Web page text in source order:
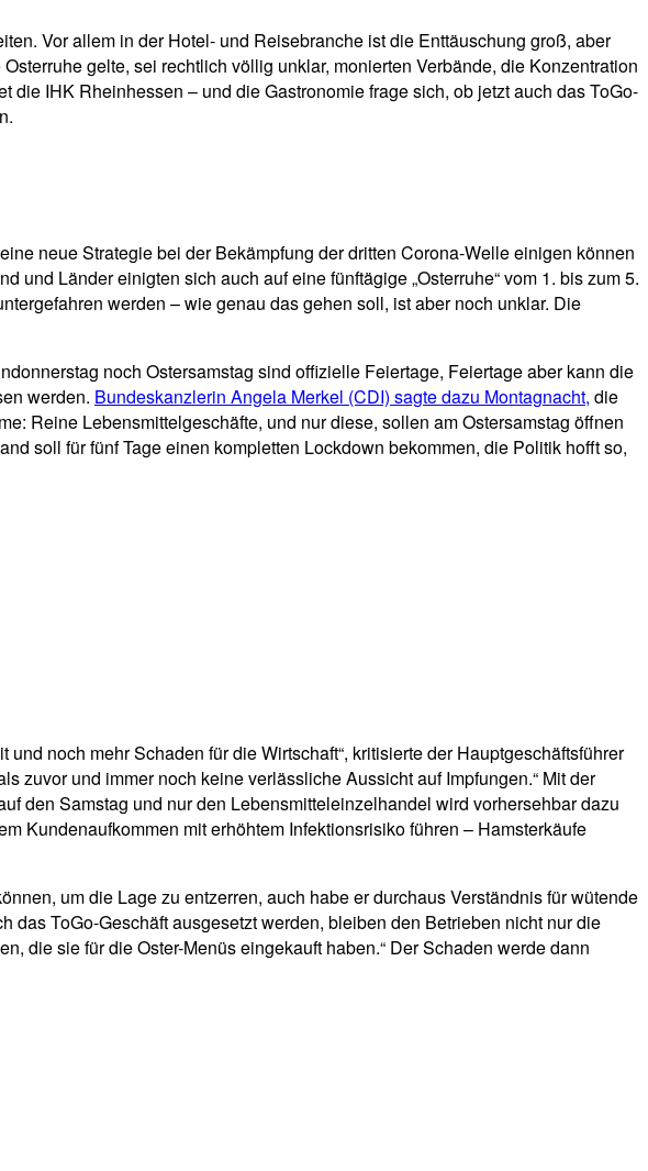
Vor allem in der Hotel- und Reisebranche ist die Enttäuschung groß, aber
gelte, sei rechtlich völlig unklar, monierten Verbände, die Konzentration
die IHK Rheinhessen – und die Gastronomie frage sich, ob jetzt auch das ToGo-
neue Strategie bei der Bekämpfung der dritten Corona-Welle einigen können
Länder einigten sich auch auf eine fünftägige „Osterruhe“ vom 1. bis zum 5.
werden – wie genau das gehen soll, ist aber noch unklar. Die
noch Ostersamstag sind offizielle Feiertage, Feiertage aber kann die
werden. Bundeskanzlerin Angela Merkel (CDI) sagte dazu Montagnacht, die
Reine Lebensmittelgeschäfte, und nur diese, sollen am Ostersamstag öffnen
soll für fünf Tage einen kompletten Lockdown bekommen, die Politik hofft so,
noch mehr Schaden für die Wirtschaft“, kritisierte der Hauptgeschäftsführer
zuvor und immer noch keine verlässliche Aussicht auf Impfungen.“ Mit der
den Samstag und nur den Lebensmitteleinzelhandel wird vorhersehbar dazu
Kundenaufkommen mit erhöhtem Infektionsrisiko führen – Hamsterkäufe
um die Lage zu entzerren, auch habe er durchaus Verständnis für wütende
das ToGo-Geschäft ausgesetzt werden, bleiben den Betrieben nicht nur die
die sie für die Oster-Menüs eingekauft haben.“ Der Schaden werde dann